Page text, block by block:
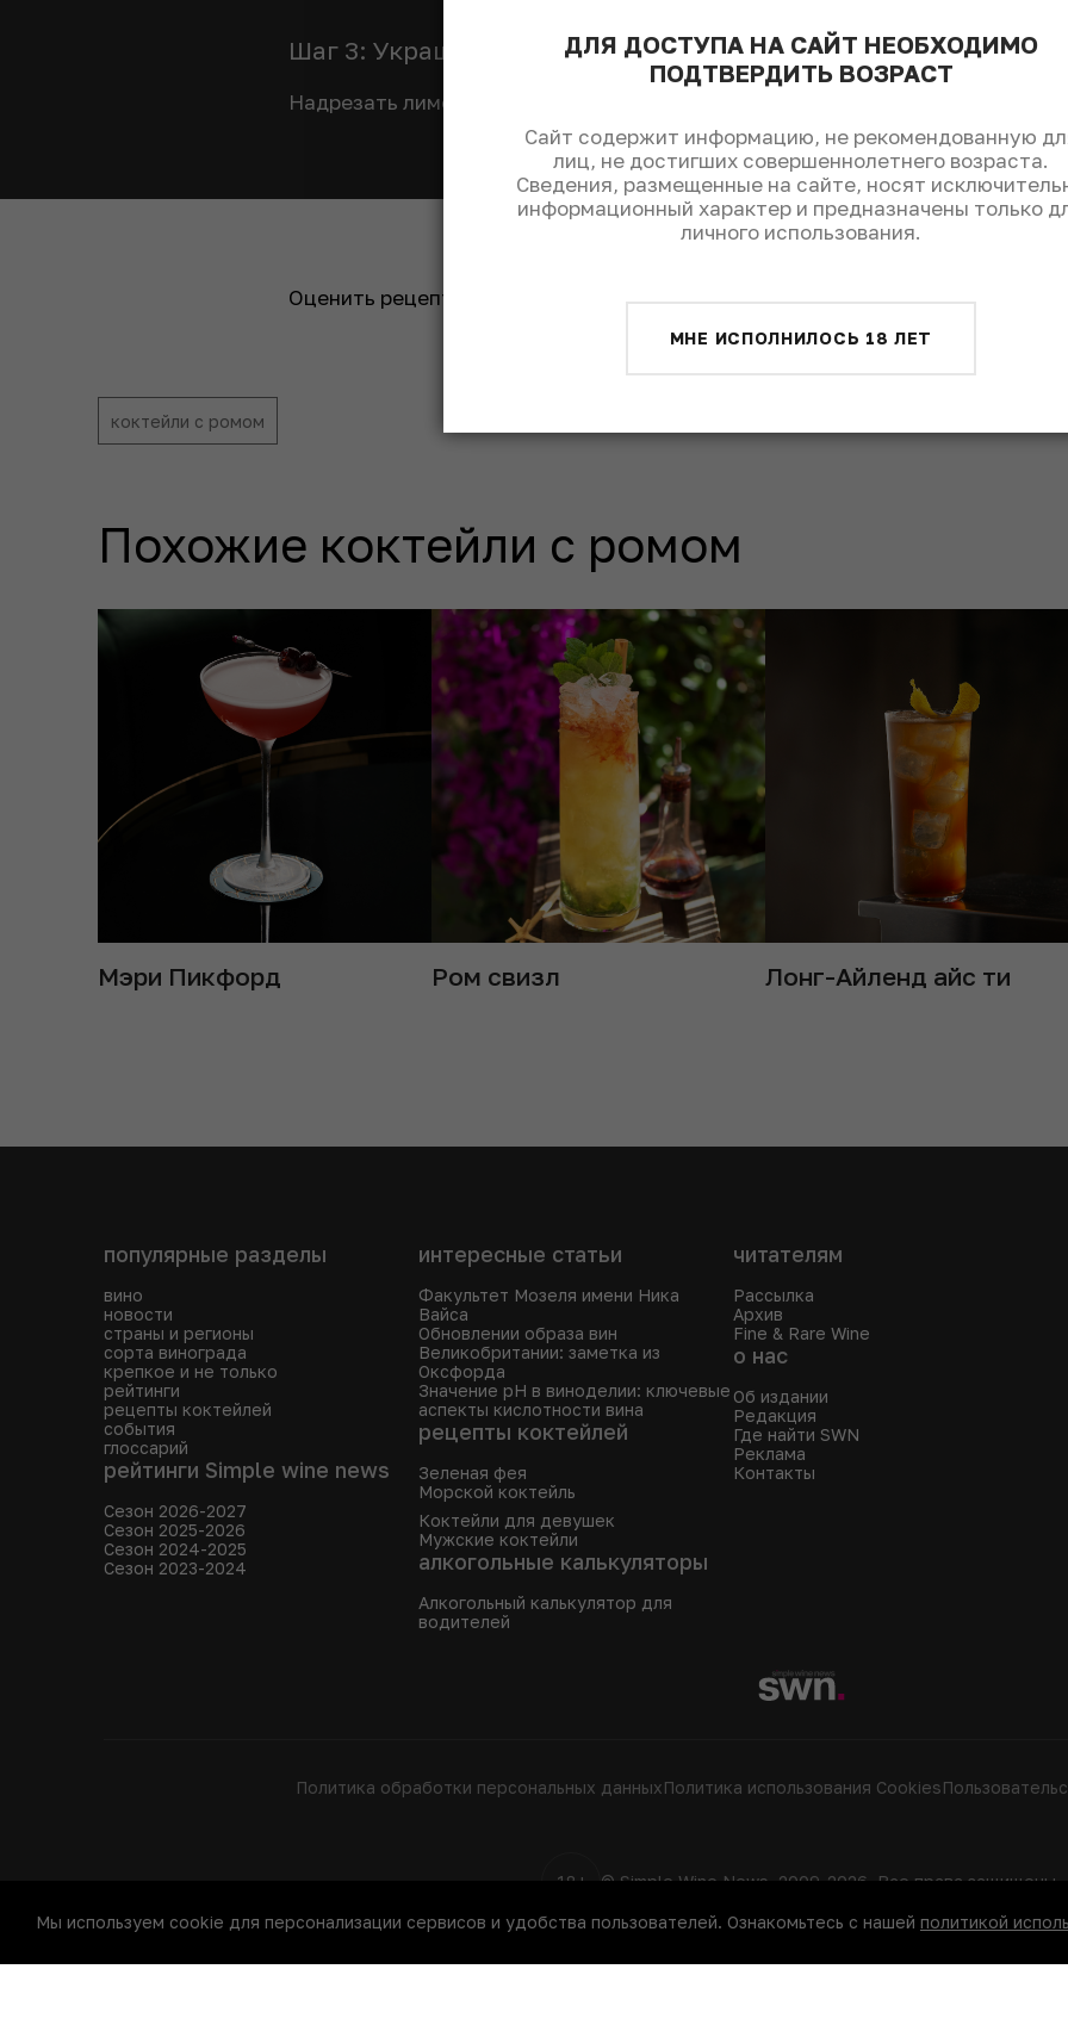
Шаг 3: Украшаем коктейль
Надрезать лимон и нанизать на край бокала, подавать с трубочкой.
Оценить рецепт: Поделиться:
коктейли с ромом
Похожие коктейли с ромом
Мэри Пикфорд Ром свизл Лонг-Айленд айс ти
популярные разделы
вино
новости
страны и регионы
сорта винограда
крепкое и не только
рейтинги
рецепты коктейлей
события
глоссарий
рейтинги Simple wine news
Сезон 2026-2027
Сезон 2025-2026
Сезон 2024-2025
Сезон 2023-2024
интересные статьи
Факультет Мозеля имени Ника
Вайса
Обновлении образа вин
Великобритании: заметка из
Оксфорда
Значение pH в виноделии: ключевые
аспекты кислотности вина
рецепты коктейлей
Зеленая фея
Морской коктейль
Коктейли для девушек
Мужские коктейли
алкогольные калькуляторы
Алкогольный калькулятор для
водителей
читателям
Рассылка
Архив
Fine & Rare Wine
о нас
Об издании
Редакция
Где найти SWN
Реклама
Контакты
Политика обработки персональных данныхПолитика использования Сookies
18+ © Simple Wine News, 2009-2026. Все права защищены.
ДЛЯ ДОСТУПА НА САЙТ НЕОБХОДИМО
ПОДТВЕРДИТЬ ВОЗРАСТ
Сайт содержит информацию, не рекомендованную
лиц, не достигших совершеннолетнего возраста.
Сведения, размещенные на сайте, носят
информационный характер и предназначены только
личного использования.
МНЕ ИСПОЛНИЛОСЬ 18 ЛЕТ
Мы используем cookie для персонализации сервисов и удобства пользователей. Ознакомьтесь с нашей политикой